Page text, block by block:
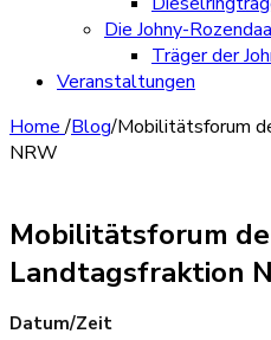
Die Johny-
Träger der
Veranstaltungen
Home/Blog/Mobilitätsforum
NRW
Mobilitätsforum
Landtagsfraktion
Datum/Zeit